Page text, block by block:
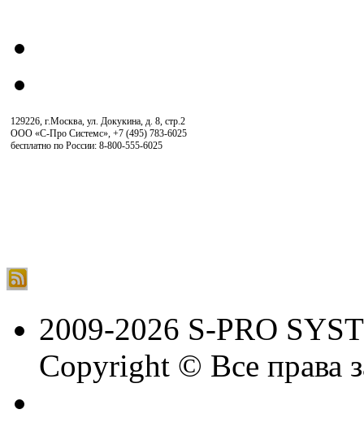
129226, г.Москва, ул. Докукина, д. 8, стр.2
ООО «С-Про Системс», +7 (495) 783-6025
бесплатно по России: 8-800-555-6025
2009-2026 S-PRO
Copyright © Все права